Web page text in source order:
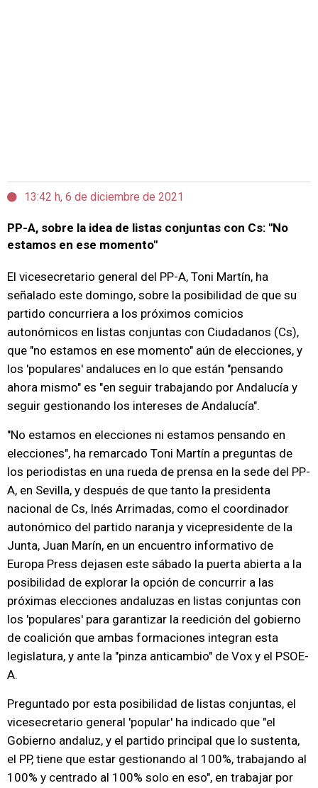
13:42 h, 6 de diciembre de 2021
PP-A, sobre la idea de listas conjuntas con Cs: "No
estamos en ese momento"
El vicesecretario general del PP-A, Toni Martín, ha
señalado este domingo, sobre la posibilidad de que su
partido concurriera a los próximos comicios
autonómicos en listas conjuntas con Ciudadanos (Cs),
que "no estamos en ese momento" aún de elecciones, y
los 'populares' andaluces en lo que están "pensando
ahora mismo" es "en seguir trabajando por Andalucía y
seguir gestionando los intereses de Andalucía".
"No estamos en elecciones ni estamos pensando en
elecciones", ha remarcado Toni Martín a preguntas de
los periodistas en una rueda de prensa en la sede del PP-
A, en Sevilla, y después de que tanto la presidenta
nacional de Cs, Inés Arrimadas, como el coordinador
autonómico del partido naranja y vicepresidente de la
Junta, Juan Marín, en un encuentro informativo de
Europa Press dejasen este sábado la puerta abierta a la
posibilidad de explorar la opción de concurrir a las
próximas elecciones andaluzas en listas conjuntas con
los 'populares' para garantizar la reedición del gobierno
de coalición que ambas formaciones integran esta
legislatura, y ante la "pinza anticambio" de Vox y el PSOE-
A.
Preguntado por esta posibilidad de listas conjuntas, el
vicesecretario general 'popular' ha indicado que "el
Gobierno andaluz, y el partido principal que lo sustenta,
el PP, tiene que estar gestionando al 100%, trabajando al
100% y centrado al 100% solo en eso", en trabajar por